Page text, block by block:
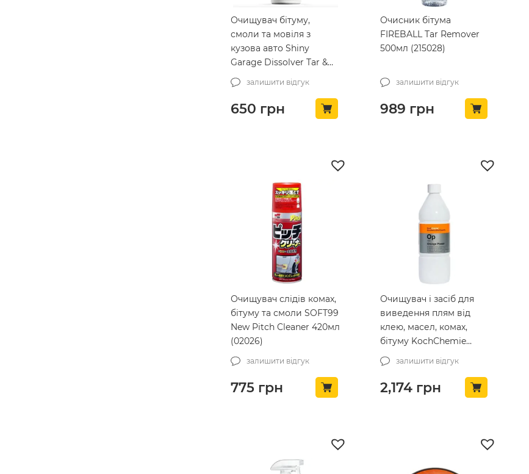
Очищувач бітуму,
смоли та мовіля з
кузова авто Shiny
Garage Dissolver Tar &
Glue Remover 500мл
(SG000425)
залишити відгук
650 грн
Очисник бітума
FIREBALL Tar Remover
500мл (215028)
залишити відгук
989 грн
Очищувач слідів комах,
бітуму та смоли SOFT99
New Pitch Cleaner 420мл
(02026)
залишити відгук
775грн
Очищувач і засіб для
виведення плям від
клею, масел, комах,
бітуму KochChemie
Orange Power 1л (192001)
залишити відгук
2,174грн